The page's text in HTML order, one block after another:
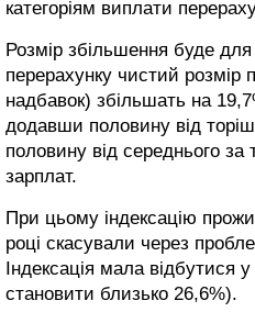
категоріям виплати
Розмір збільшення буде
перерахунку чистий розмір
надбавок) збільшать на
додавши половину від
половину від середнього за
зарплат.
При цьому індексацію
році скасували через
Індексація мала відбутися у
становити близько 26,6%).